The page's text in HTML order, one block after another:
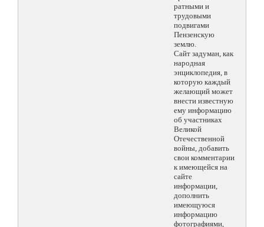
ратными и
трудовыми
подвигами
Пензенскую
землю.
Сайт задуман, как
народная
энциклопедия, в
которую каждый
желающий может
внести известную
ему информацию
об участниках
Великой
Отечественной
войны, добавить
свои комментарии
к имеющейся на
сайте
информации,
дополнить
имеющуюся
информацию
фотографиями,